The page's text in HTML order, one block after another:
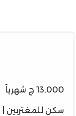
سكن للمغتربين